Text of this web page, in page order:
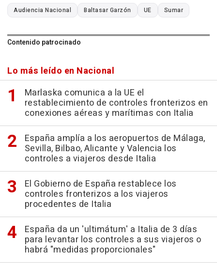
Audiencia Nacional Baltasar Garzón UE Sumar
Contenido patrocinado
Lo más leído en Nacional
Marlaska comunica a la UE el
restablecimiento de controles fronterizos en
conexiones aéreas y marítimas con Italia
España amplía a los aeropuertos de Málaga,
Sevilla, Bilbao, Alicante y Valencia los
controles a viajeros desde Italia
El Gobierno de España restablece los
controles fronterizos a los viajeros
procedentes de Italia
España da un 'ultimátum' a Italia de 3 días
para levantar los controles a sus viajeros o
habrá "medidas proporcionales"